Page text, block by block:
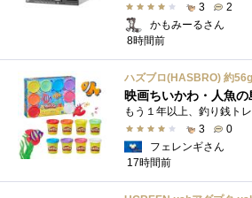
3
2
かもみーるさん
8時間前
3
0
フェレンギさん
17時間前